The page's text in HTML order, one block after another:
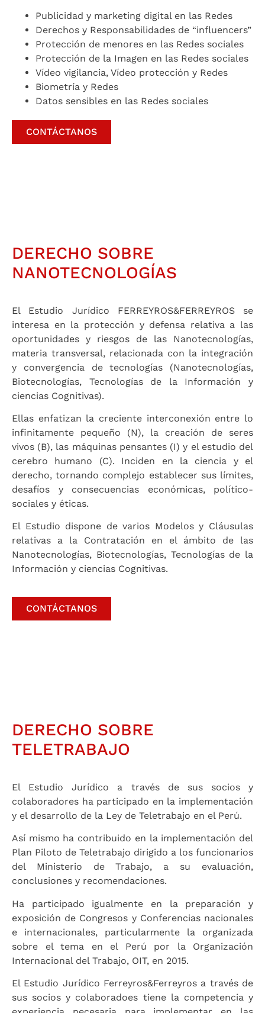
Publicidad y marketing digital en las Redes
Derechos y Responsabilidades de “influencers”
Protección de menores en las Redes sociales
Protección de la Imagen en las Redes sociales
Vídeo vigilancia, Vídeo protección y Redes
Biometría y Redes
Datos sensibles en las Redes sociales
CONTÁCTANOS
DERECHO SOBRE
NANOTECNOLOGÍAS
El Estudio Jurídico FERREYROS&FERREYROS se
interesa en la protección y defensa relativa a las
oportunidades y riesgos de las Nanotecnologías,
materia transversal, relacionada con la integración
y convergencia de tecnologías (Nanotecnologías,
Biotecnologías, Tecnologías de la Información y
ciencias Cognitivas).
Ellas enfatizan la creciente interconexión entre lo
infinitamente pequeño (N), la creación de seres
vivos (B), las máquinas pensantes (I) y el estudio del
cerebro humano (C). Inciden en la ciencia y el
derecho, tornando complejo establecer sus límites,
desafíos y consecuencias económicas, político-
sociales y éticas.
El Estudio dispone de varios Modelos y Cláusulas
relativas a la Contratación en el ámbito de las
Nanotecnologías, Biotecnologías, Tecnologías de la
Información y ciencias Cognitivas.
CONTÁCTANOS
DERECHO SOBRE
TELETRABAJO
El Estudio Jurídico a través de sus socios y
colaboradores ha participado en la implementación
y el desarrollo de la Ley de Teletrabajo en el Perú.
Así mismo ha contribuido en la implementación del
Plan Piloto de Teletrabajo dirigido a los funcionarios
del Ministerio de Trabajo, a su evaluación,
conclusiones y recomendaciones.
Ha participado igualmente en la preparación y
exposición de Congresos y Conferencias nacionales
e internacionales, particularmente la organizada
sobre el tema en el Perú por la Organización
Internacional del Trabajo, OIT, en 2015.
El Estudio Jurídico Ferreyros&Ferreyros a través de
sus socios y colaboradoes tiene la competencia y